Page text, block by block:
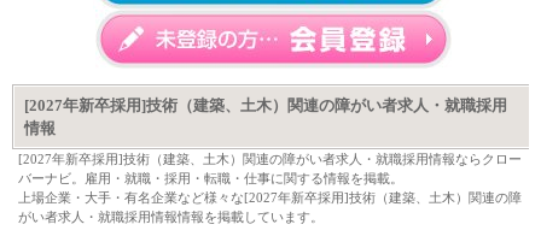
[2027年新卒採用]技術（建築、土木）関連の障がい者求人・就職採用
情報
[2027年新卒採用]技術（建築、土木）関連の障がい者求人・就職採用情報ならクロー
バーナビ。雇用・就職・採用・転職・仕事に関する情報を掲載。
上場企業・大手・有名企業など様々な[2027年新卒採用]技術（建築、土木）関連の障
がい者求人・就職採用情報情報を掲載しています。